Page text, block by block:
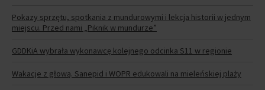
Pokazy sprzętu, spotkania z mundurowymi i lekcja historii w jednym
miejscu. Przed nami „Piknik w mundurze”
GDDKiA wybrała wykonawcę kolejnego odcinka S11 w regionie
Wakacje z głową. Sanepid i WOPR edukowali na mieleńskiej plaży